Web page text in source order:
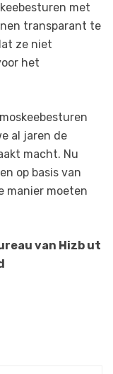
met
transparant te
ze niet
het
al jaren de
macht. Nu
op basis van
manier moeten
van Hizb ut